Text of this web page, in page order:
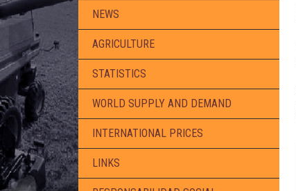
NEWS
AGRICULTURE
STATISTICS
WORLD SUPPLY AND DEMAND
INTERNATIONAL PRICES
LINKS